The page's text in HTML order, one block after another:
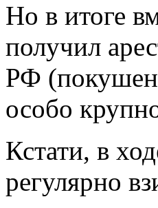
Но в итоге
получил
РФ
особо
Кстати, в
регулярно